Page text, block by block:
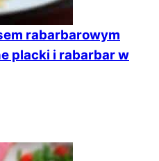
rabarbarowym
placki i rabarbar w